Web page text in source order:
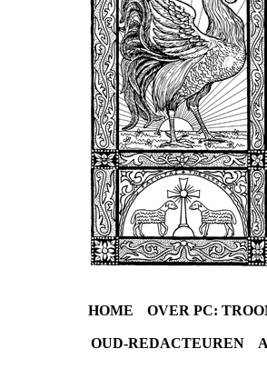
HOME OVER PC:
OUD-REDACTEUREN